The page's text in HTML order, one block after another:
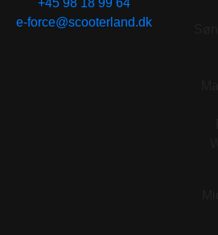
+45 98 18 99 64
e-force@scooterland.dk